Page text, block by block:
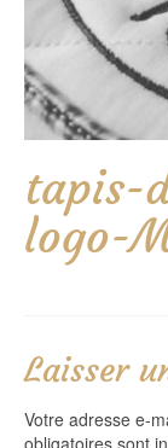
tapis-
logo-
Laisser
Votre adresse e-
obligatoires sont